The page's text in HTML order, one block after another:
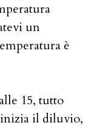
un
è
15, tutto
inizia il diluvio,